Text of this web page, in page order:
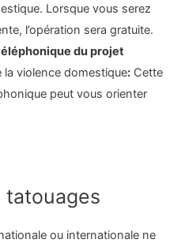
Lorsque vous serez
l’opération sera gratuite.
du projet
la violence domestique: Cette
peut vous orienter
tatouages
ou internationale ne